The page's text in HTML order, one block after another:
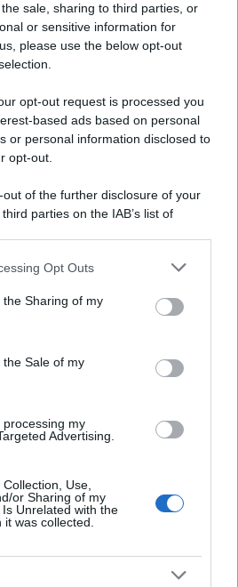
sale, sharing to third parties, or
or sensitive information for
please use the below opt-out
opt-out request is processed you
based ads based on personal
or personal information disclosed to
opt-out.
of the further disclosure of your
parties on the IAB’s list of
be disclosed by us to third parties
parties.
app uses one or more Google
and store information including but
usage behaviour. You may click to
Google and its third-party tags to
Opt Outs
Sharing of my
Sale of my
my
Advertising.
Use,
or Sharing of my
Unrelated with the
was collected.